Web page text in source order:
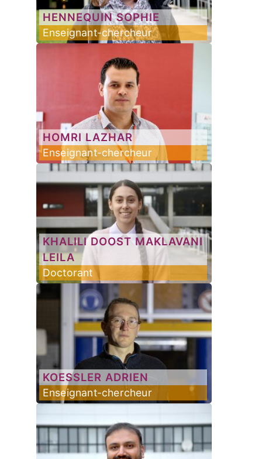
HENNEQUIN SOPHIE
Enseignant-chercheur
HOMRI LAZHAR
Enseignant-chercheur
KHALILI DOOST MAKLAVANI
LEILA
Doctorant
KOESSLER ADRIEN
Enseignant-chercheur